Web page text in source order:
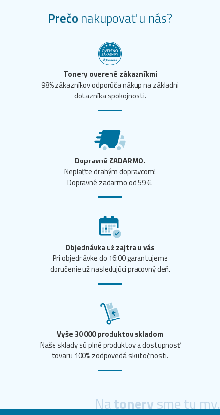
Prečo nakupovať u nás?
Tonery overené zákazníkmi
98% zákazníkov odporúča nákup na základni
dotazníka spokojnosti.
Dopravné ZADARMO.
Neplaťte drahým dopravcom!
Dopravné zadarmo od 59 €.
Objednávka už zajtra u vás
Pri objednávke do 16:00 garantujeme
doručenie už nasledujúci pracovný deň.
Vyše 30 000 produktov skladom
Naše sklady sú plné produktov a dostupnosť
tovaru 100% zodpovedá skutočnosti.
Natonerysme tu my.